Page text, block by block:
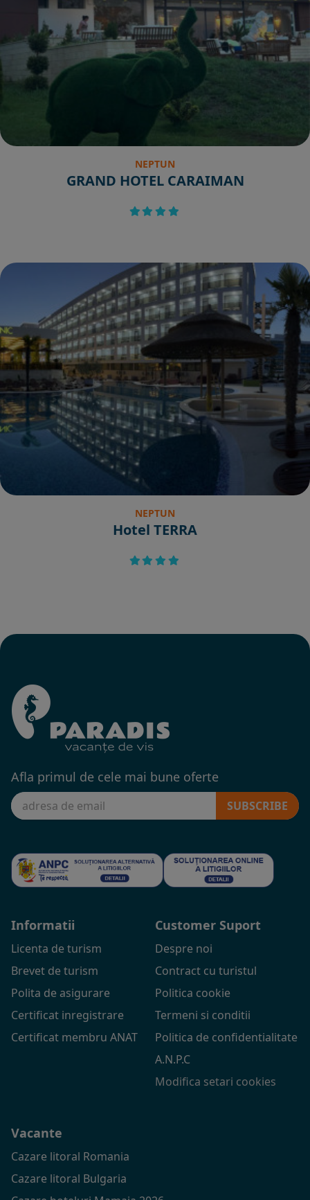
NEPTUN
GRAND HOTEL CARAIMAN
NEPTUN
Hotel TERRA
Afla primul de cele mai bune oferte
SUBSCRIBE
Informatii
Licenta de turism
Brevet de turism
Polita de asigurare
Certificat inregistrare
Certificat membru ANAT
Customer Suport
Despre noi
Contract cu turistul
Politica cookie
Termeni si conditii
Politica de confidentialitate
A.N.P.C
Modifica setari cookies
Vacante
Cazare litoral Romania
Cazare litoral Bulgaria